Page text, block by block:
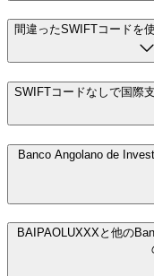
間違ったSWIFTコードを
SWIFTコードなしで国際
Banco Angolano de
BAIPAOLUXXXと他の